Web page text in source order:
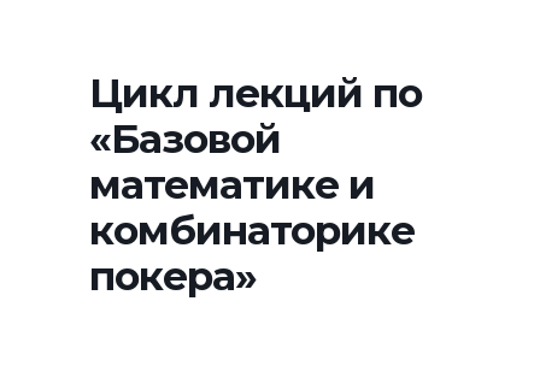
Цикл лекций по
«Базовой
математике и
комбинаторике
покера»